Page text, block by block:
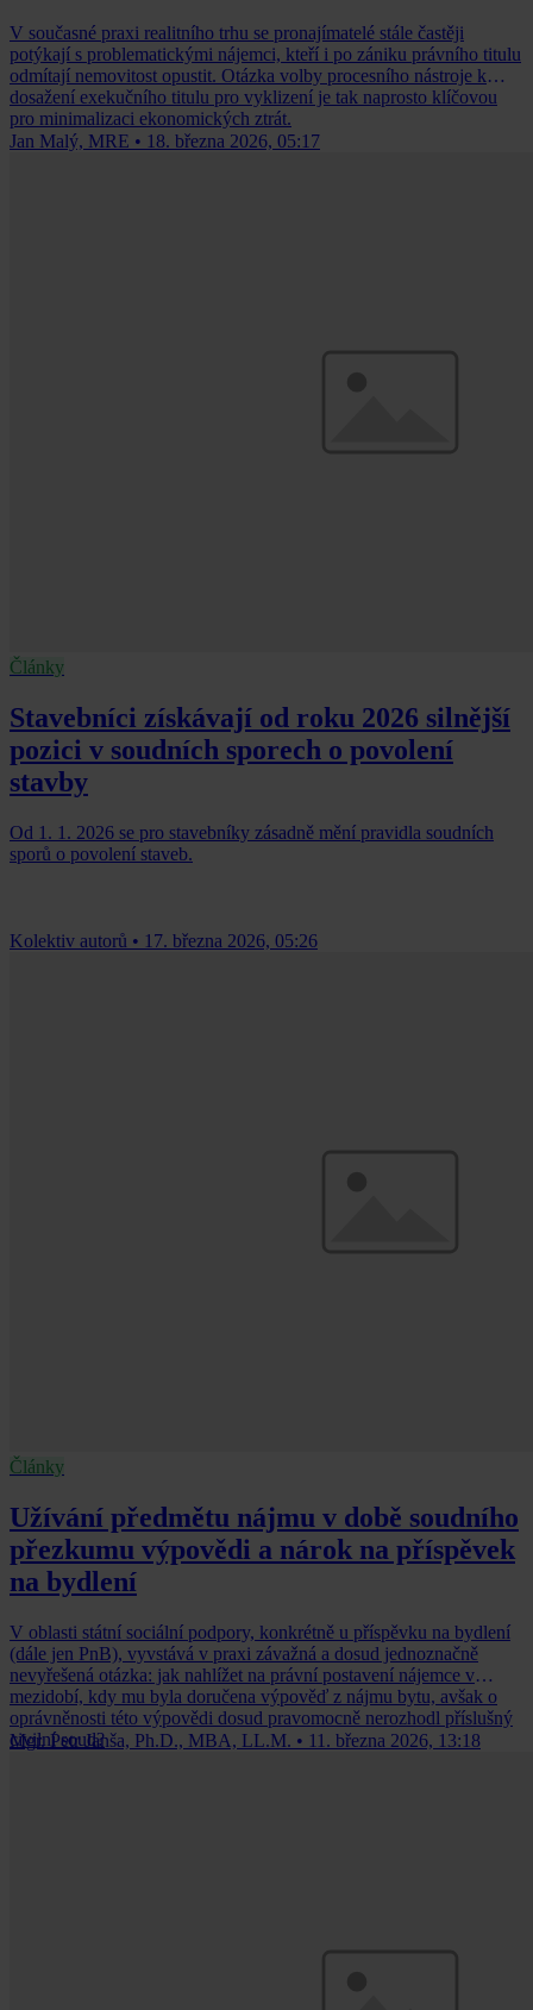
V současné praxi realitního trhu se pronajímatelé stále častěji
potýkají s problematickými nájemci, kteří i po zániku právního titulu
odmítají nemovitost opustit. Otázka volby procesního nástroje k
dosažení exekučního titulu pro vyklizení je tak naprosto klíčovou
pro minimalizaci ekonomických ztrát.
Jan Malý, MRE • 18. března 2026, 05:17
Články
Stavebníci získávají od roku 2026 silnější
pozici v soudních sporech o povolení
stavby
Od 1. 1. 2026 se pro stavebníky zásadně mění pravidla soudních
sporů o povolení staveb.
Kolektiv autorů • 17. března 2026, 05:26
Články
Užívání předmětu nájmu v době soudního
přezkumu výpovědi a nárok na příspěvek
na bydlení
V oblasti státní sociální podpory, konkrétně u příspěvku na bydlení
(dále jen PnB), vyvstává v praxi závažná a dosud jednoznačně
nevyřešená otázka: jak nahlížet na právní postavení nájemce v
mezidobí, kdy mu byla doručena výpověď z nájmu bytu, avšak o
oprávněnosti této výpovědi dosud pravomocně nerozhodl příslušný
civilní soud?
Mgr. Petr Janša, Ph.D., MBA, LL.M. • 11. března 2026, 13:18